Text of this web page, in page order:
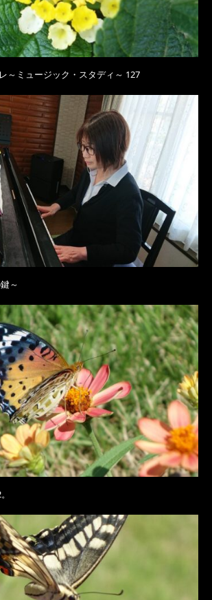
～ミュージック・スタディ～ 127
～